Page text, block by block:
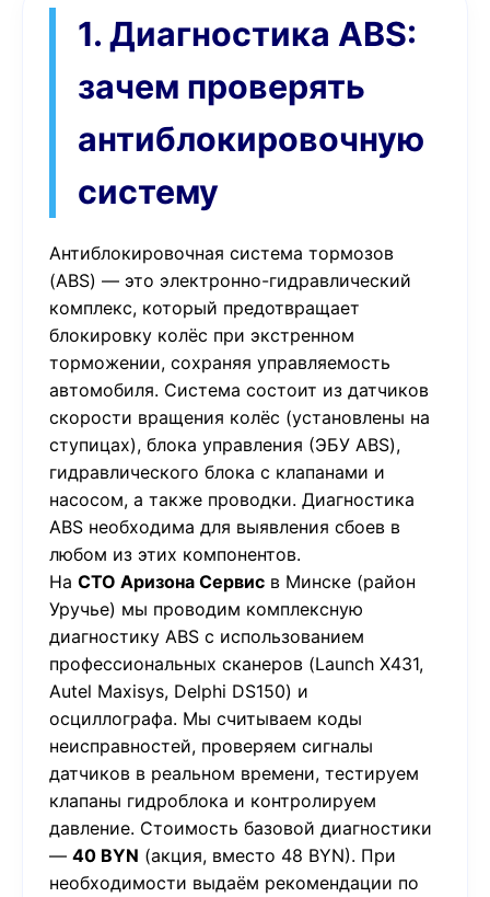
1. Диагностика ABS:
зачем проверять
антиблокировочную
систему
Антиблокировочная система тормозов
(ABS) — это электронно-гидравлический
комплекс, который предотвращает
блокировку колёс при экстренном
торможении, сохраняя управляемость
автомобиля. Система состоит из датчиков
скорости вращения колёс (установлены на
ступицах), блока управления (ЭБУ ABS),
гидравлического блока с клапанами и
насосом, а также проводки. Диагностика
ABS необходима для выявления сбоев в
любом из этих компонентов.
На СТО Аризона Сервис в Минске (район
Уручье) мы проводим комплексную
диагностику ABS с использованием
профессиональных сканеров (Launch X431,
Autel Maxisys, Delphi DS150) и
осциллографа. Мы считываем коды
неисправностей, проверяем сигналы
датчиков в реальном времени, тестируем
клапаны гидроблока и контролируем
давление. Стоимость базовой диагностики
— 40 BYN (акция, вместо 48 BYN). При
необходимости выдаём рекомендации по